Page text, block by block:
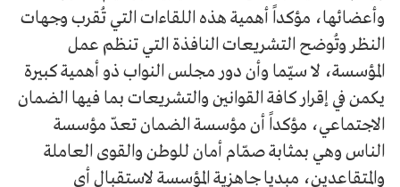
وأعضائها، مؤكداً أهمية هذه اللقاءات التي تُقرب وجهات
النظر وتُوضح التشريعات النافذة التي تنظم عمل
المؤسسة، لا سيّما وأن دور مجلس النواب ذو أهمية كبيرة
يكمن في إقرار كافة القوانين والتشريعات بما فيها الضمان
الاجتماعي، مؤكداً أن مؤسسة الضمان تعدّ مؤسسة
الناس وهي بمثابة صمّام أمان للوطن والقوى العاملة
والمتقاعدين، مبديا جاهزية المؤسسة لاستقبال أي